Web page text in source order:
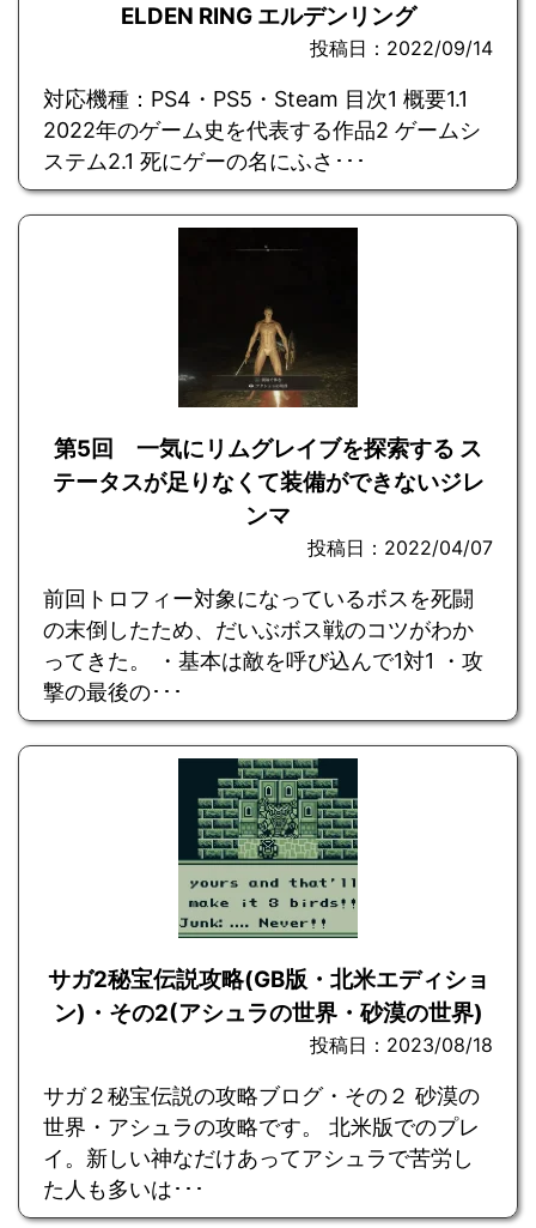
ELDEN RING エルデンリング
投稿日：2022/09/14
対応機種：PS4・PS5・Steam 目次1 概要1.1
2022年のゲーム史を代表する作品2 ゲームシ
ステム2.1 死にゲーの名にふさ･･･
第5回 一気にリムグレイブを探索する ス
テータスが足りなくて装備ができないジレ
ンマ
投稿日：2022/04/07
前回トロフィー対象になっているボスを死闘
の末倒したため、だいぶボス戦のコツがわか
ってきた。 ・基本は敵を呼び込んで1対1 ・攻
撃の最後の･･･
サガ2秘宝伝説攻略(GB版・北米エディショ
ン)・その2(アシュラの世界・砂漠の世界)
投稿日：2023/08/18
サガ２秘宝伝説の攻略ブログ・その２ 砂漠の
世界・アシュラの攻略です。 北米版でのプレ
イ。新しい神なだけあってアシュラで苦労し
た人も多いは･･･